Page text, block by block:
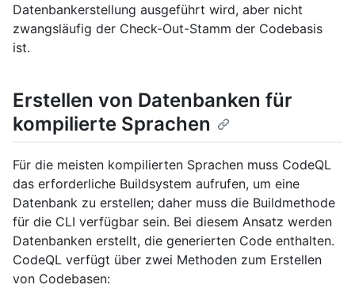
Datenbankerstellung ausgeführt wird, aber nicht
zwangsläufig der Check-Out-Stamm der Codebasis
ist.
Erstellen von Datenbanken für
kompilierte Sprachen
Für die meisten kompilierten Sprachen muss CodeQL
das erforderliche Buildsystem aufrufen, um eine
Datenbank zu erstellen; daher muss die Buildmethode
für die CLI verfügbar sein. Bei diesem Ansatz werden
Datenbanken erstellt, die generierten Code enthalten.
CodeQL verfügt über zwei Methoden zum Erstellen
von Codebasen: